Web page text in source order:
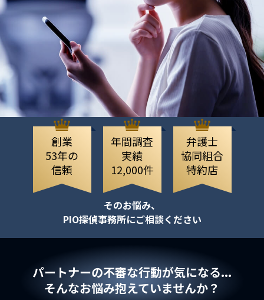
創業
53年の
信頼
年間調査
実績
12,000件
弁護士
協同組合
特約店
そのお悩み、
PIO探偵事務所にご相談ください
パートナーの不審な行動が気になる...
そんなお悩み抱えていませんか？